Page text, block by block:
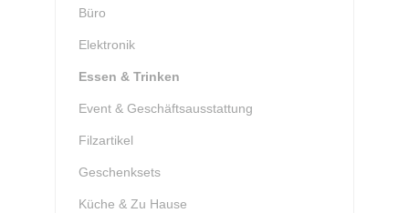
Büro
Elektronik
Essen & Trinken
Event & Geschäftsausstattung
Filzartikel
Geschenksets
Küche & Zu Hause